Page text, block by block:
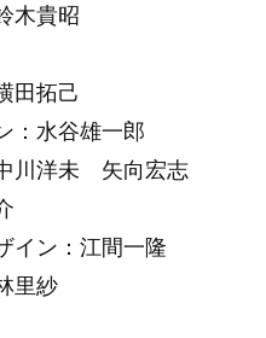
木貴昭
田拓己
：水谷雄一郎
川洋未 矢向宏志
イン：江間一隆
里紗